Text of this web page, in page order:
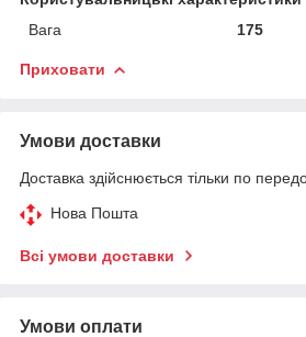
Вага
175
Приховати
Умови доставки
Доставка здійснюється тільки по
Нова Пошта
Всі умови доставки
Умови оплати